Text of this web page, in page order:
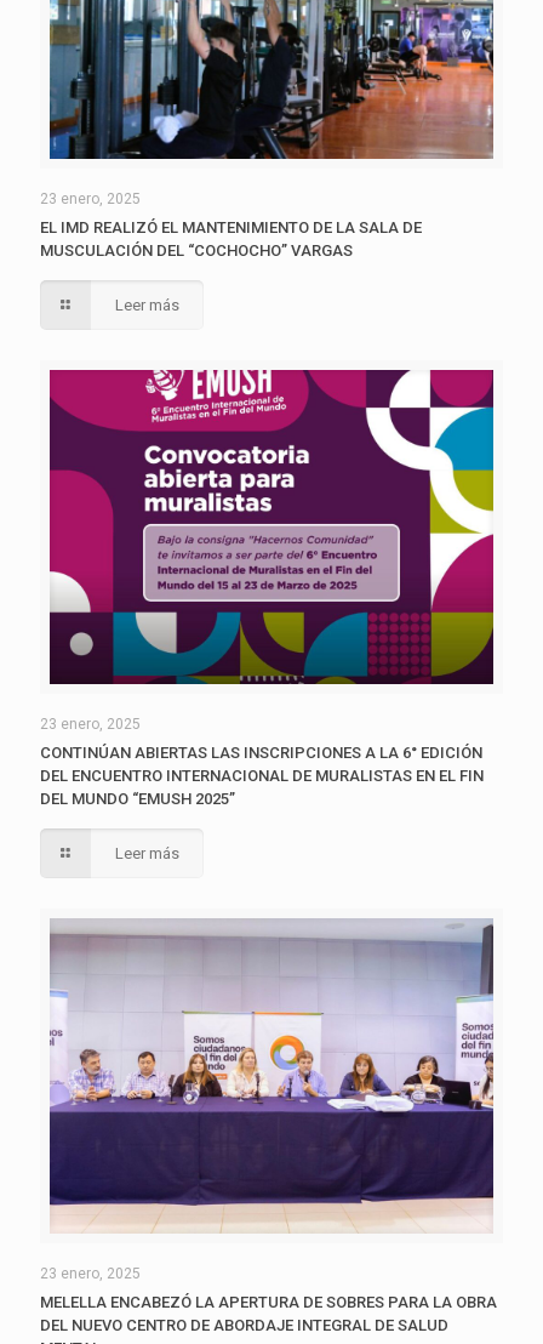
23 enero, 2025
EL IMD REALIZÓ EL MANTENIMIENTO DE LA SALA DE
MUSCULACIÓN DEL “COCHOCHO” VARGAS
Leer más
23 enero, 2025
CONTINÚAN ABIERTAS LAS INSCRIPCIONES A LA 6° EDICIÓN
DEL ENCUENTRO INTERNACIONAL DE MURALISTAS EN EL FIN
DEL MUNDO “EMUSH 2025”
Leer más
23 enero, 2025
MELELLA ENCABEZÓ LA APERTURA DE SOBRES PARA LA OBRA
DEL NUEVO CENTRO DE ABORDAJE INTEGRAL DE SALUD